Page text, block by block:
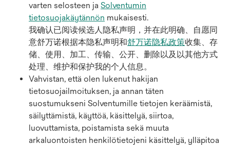
varten selosteen ja Solventumin
tietosuojakäytännön mukaisesti.
我确认已阅读候选人隐私声明，并在此明确、自愿同
意舒万诺根据本隐私声明和舒万诺隐私政策收集、存
储、使用、加工、传输、公开、删除以及以其他方式
处理、维护和保护我的个人信息。
Vahvistan, että olen lukenut hakijan
tietosuojailmoituksen, ja annan täten
suostumukseni Solventumille tietojen keräämistä,
säilyttämistä, käyttöä, käsittelyä, siirtoa,
luovuttamista, poistamista sekä muuta
arkaluontoisten henkilötietojeni käsittelyä, ylläpitoa